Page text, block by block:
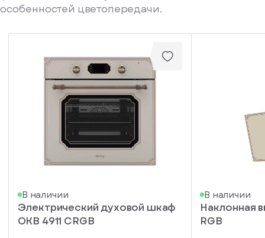
особенностей цветопередачи.
В наличии
Электрический духовой шкаф
OKB 4911 CRGB
В наличии
Наклонная
RGB